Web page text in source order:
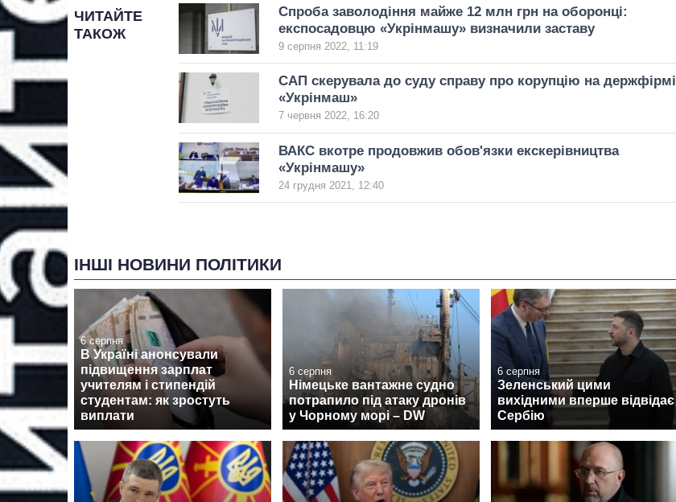
ЧИТАЙТЕ
ТАКОЖ
Спроба заволодіння майже 12 млн грн на оборонці:
експосадовцю «Укрінмашу» визначили заставу
9 серпня 2022, 11:19
САП скерувала до суду справу про корупцію на держфірмі
«Укрінмаш»
7 червня 2022, 16:20
ВАКС вкотре продовжив обов'язки екскерівництва
«Укрінмашу»
24 грудня 2021, 12:40
ІНШІ НОВИНИ ПОЛІТИКИ
6 серпня
В Україні анонсували
підвищення зарплат
учителям і стипендій
студентам: як зростуть
виплати
6 серпня
Німецьке вантажне судно
потрапило під атаку дронів
у Чорному морі – DW
6 серпня
Зеленський цими
вихідними вперше відвідає
Сербію